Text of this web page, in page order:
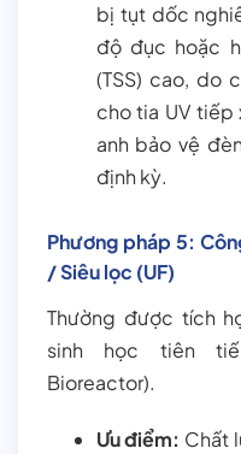
bị tụt dốc
độ đục hoặc
(TSS) cao, do
cho tia UV tiếp
anh bảo vệ
định kỳ.
Phương pháp 5:
/ Siêu lọc (UF)
Thường được tích
sinh học tiên
Bioreactor).
Ưu điểm: Chất